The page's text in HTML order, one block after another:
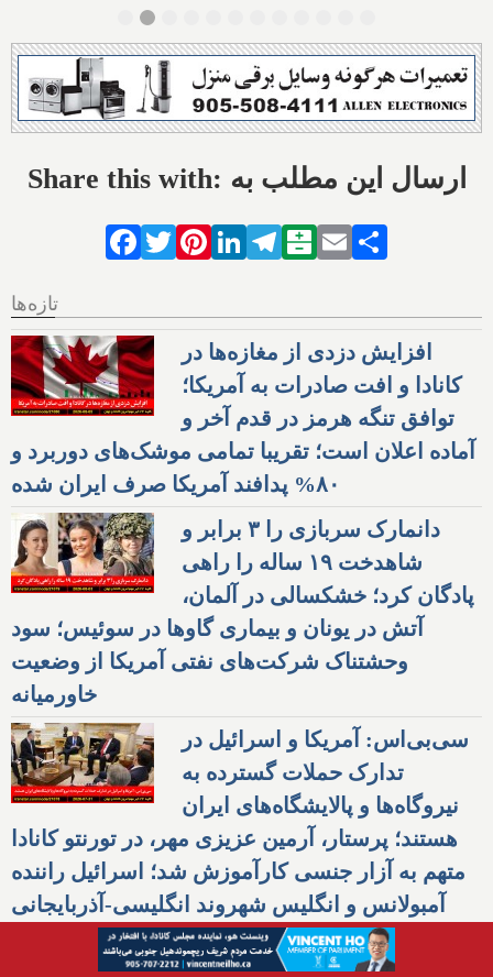
Share this with: ارسال این مطلب به
Facebook
TwitterPinterestLinkedIn
Telegram
Balatarin
Email
تازه‌ها
افزایش دزدی از مغازه‌ها در
کانادا و افت صادرات به آمریکا؛
توافق تنگه هرمز در قدم آخر و
آماده اعلان است؛ تقریبا تمامی موشک‌های دوربرد و
۸۰% پدافند آمریکا صرف ایران شده
دانمارک سربازی را ۳ برابر و
شاهدخت ۱۹ ساله را راهی
پادگان کرد؛ خشکسالی در آلمان،
آتش در یونان و بیماری گاوها در سوئیس؛ سود
وحشتناک شرکت‌های نفتی آمریکا از وضعیت
خاورمیانه
سی‌بی‌اس: آمریکا و اسرائیل در
تدارک حملات گسترده به
نیروگاه‌ها و پالایشگاه‌های ایران
هستند؛ پرستار، آرمین عزیزی مهر، در تورنتو کانادا
متهم به آزار جنسی کارآموزش شد؛ اسرائیل راننده
آمبولانس و انگلیس شهروند انگلیسی-آذربایجانی
جاسوس ایران را دستگیر کردند